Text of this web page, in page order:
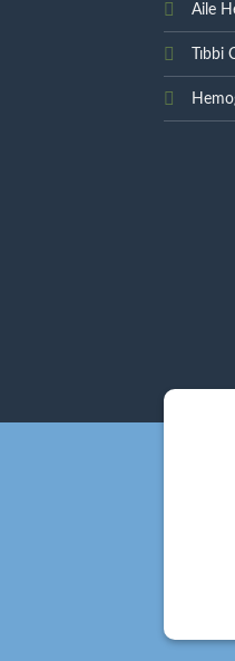
Aile
Tıbbi